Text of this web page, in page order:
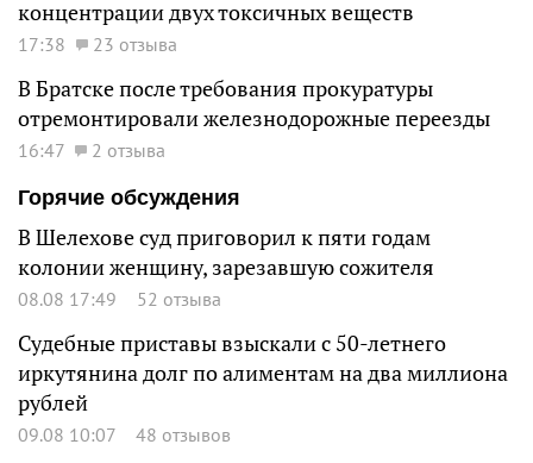
концентрации двух токсичных веществ
17:38 23 отзыва
В Братске после требования прокуратуры
отремонтировали железнодорожные переезды
16:47
2 отзыва
Горячие обсуждения
В Шелехове суд приговорил к пяти годам
колонии женщину, зарезавшую сожителя
08.08 17:49 52 отзыва
Судебные приставы взыскали с 50-летнего
иркутянина долг по алиментам на два миллиона
рублей
09.08 10:07 48 отзывов